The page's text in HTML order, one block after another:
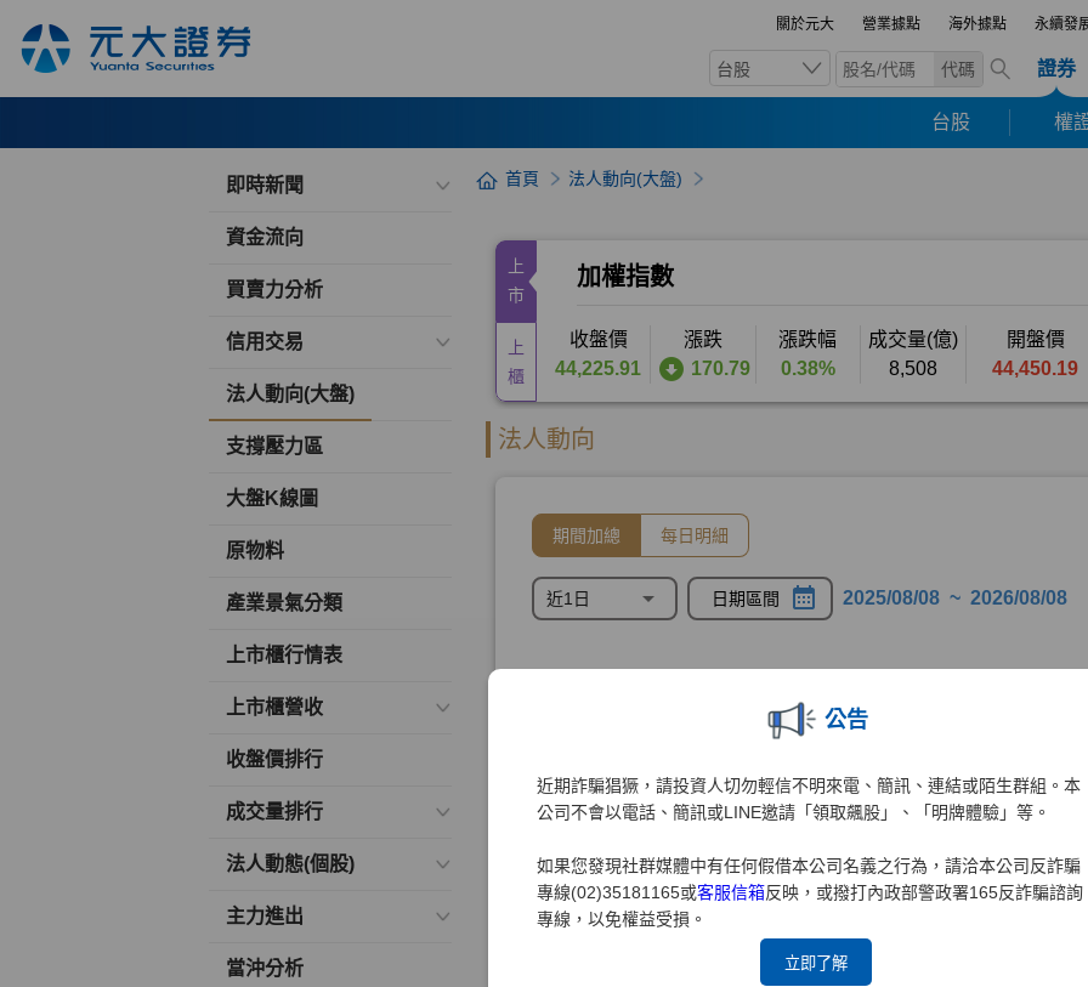
關於元大 營業據點 海外據點 永續發
台股 代碼 證券
台股 權
公告
近期詐騙猖獗，請投資人切勿輕信不明來電、簡訊、連結或陌生群組。本
公司不會以電話、簡訊或LINE邀請「領取飆股」、「明牌體驗」等。
如果您發現社群媒體中有任何假借本公司名義之行為，請洽本公司反詐騙
專線(02)35181165或客服信箱反映，或撥打內政部警政署165反詐騙諮詢
專線，以免權益受損。
立即了解
即時新聞
資金流向
買賣力分析
信用交易
法人動向(大盤)
支撐壓力區
大盤K線圖
原物料
產業景氣分類
上市櫃行情表
上市櫃營收
收盤價排行
成交量排行
法人動態(個股)
主力進出
當沖分析
首頁 法人動向(大盤)